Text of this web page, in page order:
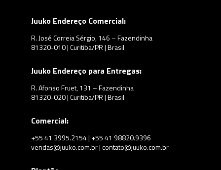
Juuko Endereço Comercial:
R. José Correia Sérgio, 146 – Fazendinha
81320-010 | Curitiba/PR | Brasil
Juuko Endereço para Entregas:
R. Afonso Fruet, 131 – Fazendinha
81320-020 | Curitiba/PR | Brasil
Comercial:
+55 41 3995.2154 | +55 41 98820.9396
vendas@juuko.com.br | contato@juuko.com.br